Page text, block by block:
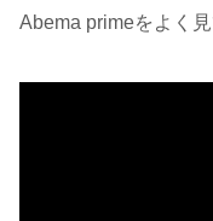
Abema primeをよく見